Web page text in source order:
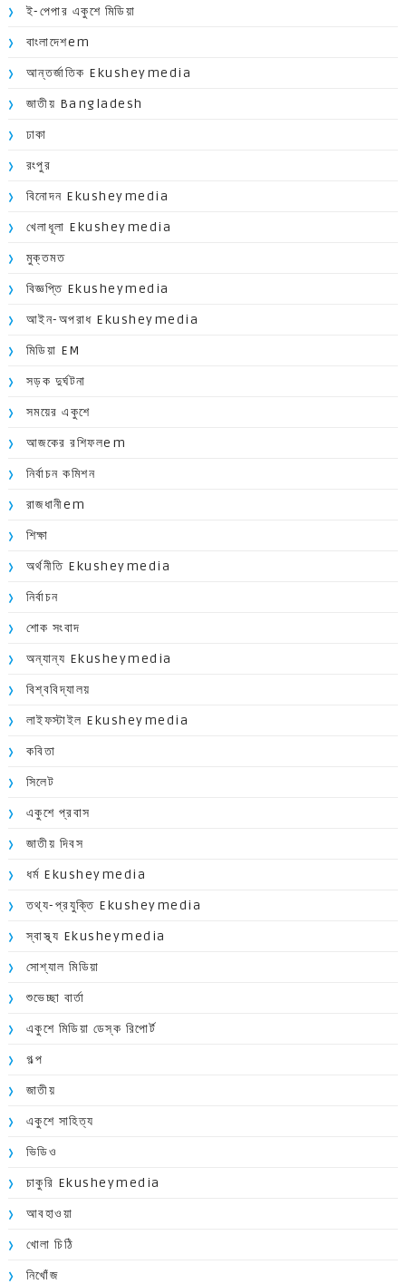
ই-পেপার একুশে মিডিয়া
বাংলাদেশem
আন্তর্জাতিক Ekusheymedia
জাতীয় Bangladesh
ঢাকা
রংপুর
বিনোদন Ekusheymedia
খেলাধূলা Ekusheymedia
মুক্তমত
বিজ্ঞপ্তি Ekusheymedia
আইন-অপরাধ Ekusheymedia
মিডিয়া EM
সড়ক দুর্ঘটনা
সময়ের একুশে
আজকের রশিফলem
নির্বাচন কমিশন
রাজধানীem
শিক্ষা
অর্থনীতি Ekusheymedia
নির্বাচন
শোক সংবাদ
অন্যান্য Ekusheymedia
বিশ্ববিদ্যালয়
লাইফস্টাইল Ekusheymedia
কবিতা
সিলেট
একুশে প্রবাস
জাতীয় দিবস
ধর্ম Ekusheymedia
তথ্য-প্রযুক্তি Ekusheymedia
স্বাস্থ্য Ekusheymedia
সোশ্যাল মিডিয়া
শুভেচ্ছা বার্তা
একুশে মিডিয়া ডেস্ক রিপোর্ট
গল্প
জাতীয়
একুশে সাহিত্য
ভিডিও
চাকুরি Ekusheymedia
আবহাওয়া
খোলা চিঠি
নিখোঁজ